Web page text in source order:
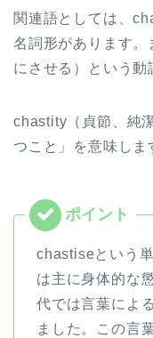
関連語としては、
名詞形があります
にさせる）という動
chastity（貞節、純
つこと」を意味しま
chastiseという
は主に身体的な
代では言葉によ
ました。この言